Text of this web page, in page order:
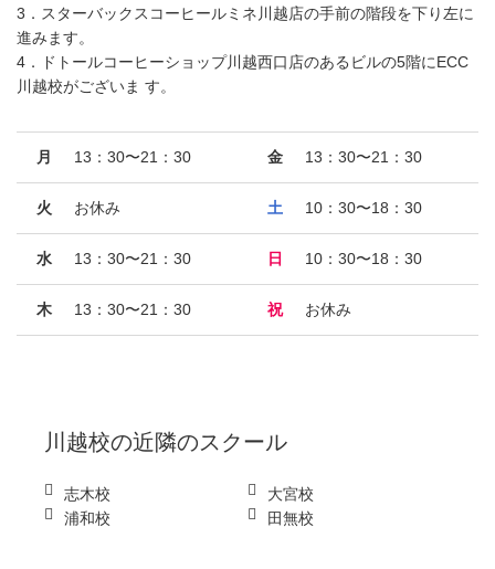
3．スターバックスコーヒールミネ川越店の手前の階段を下り左に
進みます。
4．ドトールコーヒーショップ川越西口店のあるビルの5階にECC
川越校がございま す。
月 13：30〜21：30
火 お休み
水 13：30〜21：30
木 13：30〜21：30
金 13：30〜21：30
土 10：30〜18：30
日 10：30〜18：30
祝 お休み
川越校の近隣のスクール
志木校
大宮校
浦和校
田無校